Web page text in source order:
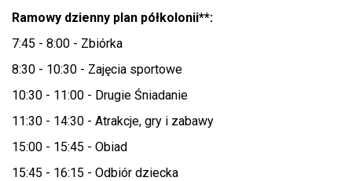
Ramowy dzienny plan półkolonii**:
7:45 - 8:00 - Zbiórka
8:30 - 10:30 - Zajęcia sportowe
10:30 - 11:00 - Drugie Śniadanie
11:30 - 14:30 - Atrakcje, gry i zabawy
15:00 - 15:45 - Obiad
15:45 - 16:15 - Odbiór dziecka